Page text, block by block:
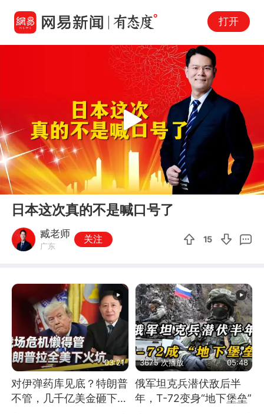
打开
00:00
Play
日本这次真的不是喊口号了
臧老师
广东
关注 15
03:21
对伊弹药库见底？特朗普
不管，几千亿美金砸下，
3675 次播放 05:48
俄军坦克兵潜伏敌后半
年，T-72变身“地下堡垒”